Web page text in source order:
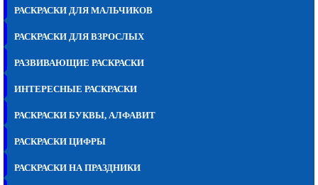
РАСКРАСКИ ДЛЯ МАЛЬЧИКОВ
РАСКРАСКИ ДЛЯ ВЗРОСЛЫХ
РАЗВИВАЮЩИЕ РАСКРАСКИ
ИНТЕРЕСНЫЕ РАСКРАСКИ
РАСКРАСКИ БУКВЫ, АЛФАВИТ
РАСКРАСКИ ЦИФРЫ
РАСКРАСКИ НА ПРАЗДНИКИ